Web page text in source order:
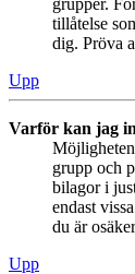
grupper.
tillåtelse
dig. Pröva
Upp
Varför kan jag
grupp och
bilagor i
endast
du är
Upp